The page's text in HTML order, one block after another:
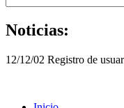
Noticias:
12/12/02 Registro de